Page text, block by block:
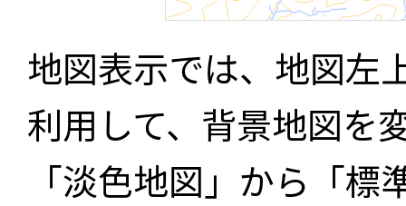
地図表示では、地図左
利用して、背景地図を
「淡色地図」から「